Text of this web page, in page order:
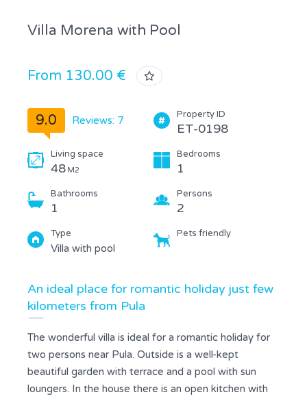
Villa Morena with Pool
From 130.00 €
9.0 Reviews: 7 Property ID
ET-0198
Living space
48 M2
Bedrooms
1
Bathrooms
1
Persons
2
Type
Villa with pool
Pets friendly
An ideal place for romantic holiday just few
kilometers from Pula
The wonderful villa is ideal for a romantic holiday for
two persons near Pula. Outside is a well-kept
beautiful garden with terrace and a pool with sun
loungers. In the house there is an open kitchen with